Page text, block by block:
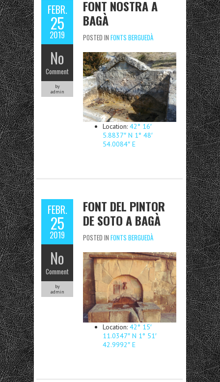
FEBR.
25
2019
No
Comment
by
admin
FONT NOSTRA A
BAGÀ
POSTED IN FONTS BERGUEDÀ
Location: 42° 16′
5.8837″ N 1° 48′
54.0084″ E
FEBR.
25
2019
No
Comment
by
admin
FONT DEL PINTOR
DE SOTO A BAGÀ
POSTED IN FONTS BERGUEDÀ
Location: 42° 15′
11.0347″ N 1° 51′
42.9992″ E